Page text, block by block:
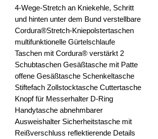
4-Wege-Stretch an Kniekehle, Schritt
und hinten unter dem Bund verstellbare
Cordura®Stretch-Kniepolstertaschen
multifunktionelle Gürtelschlaufe
Taschen mit Cordura® verstärkt 2
Schubtaschen Gesäßtasche mit Patte
offene Gesäßtasche Schenkeltasche
Stiftefach Zollstocktasche Cuttertasche
Knopf für Messerhalter D-Ring
Handytasche abnehmbarer
Ausweishalter Sicherheitstasche mit
Reißverschluss reflektierende Details